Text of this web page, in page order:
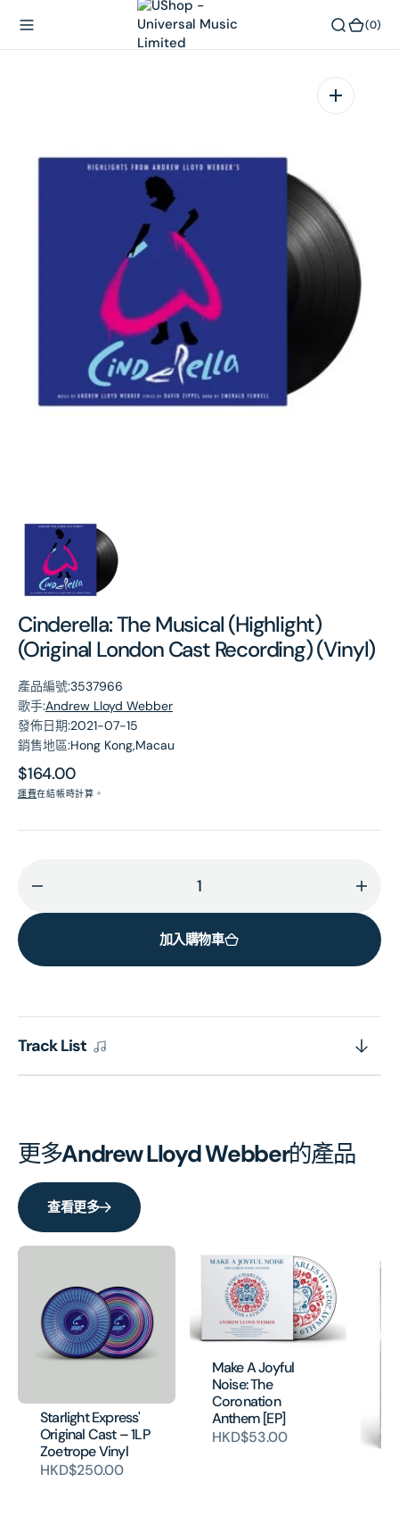
(0)
Cinderella: The Musical (Highlight)
(Original London Cast Recording) (Vinyl)
產品編號:3537966
歌手:Andrew Lloyd Webber
發佈日期:2021-07-15
銷售地區:Hong Kong,Macau
原
價
$164.00
運費在結帳時計算。
The
London
Cast
的
數
量
增
加
The
Cast
加入購物車
Track List
在
相
中
開
啟
更多Andrew Lloyd Webber的產品
查看更多
Starlight Express'
Original Cast – 1LP
Zoetrope Vinyl
HKD$250.00
Make A Joyful
Noise: The
Coronation
Anthem [EP]
HKD$53.00